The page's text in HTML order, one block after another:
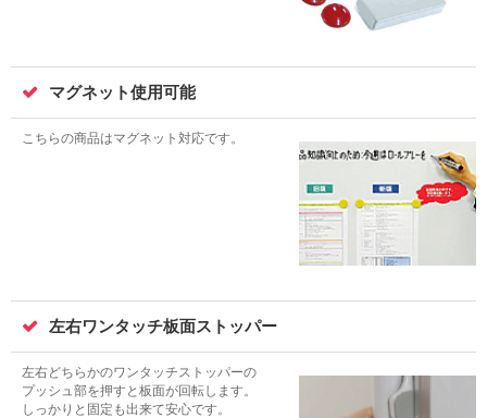
マグネット使用可能
こちらの商品はマグネット対応です。
左右ワンタッチ板面ストッパー
左右どちらかのワンタッチストッパーの
プッシュ部を押すと板面が回転します。
しっかりと固定も出来て安心です。